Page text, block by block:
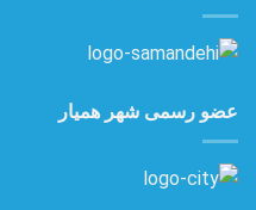
عضو رسمی شهر همیار